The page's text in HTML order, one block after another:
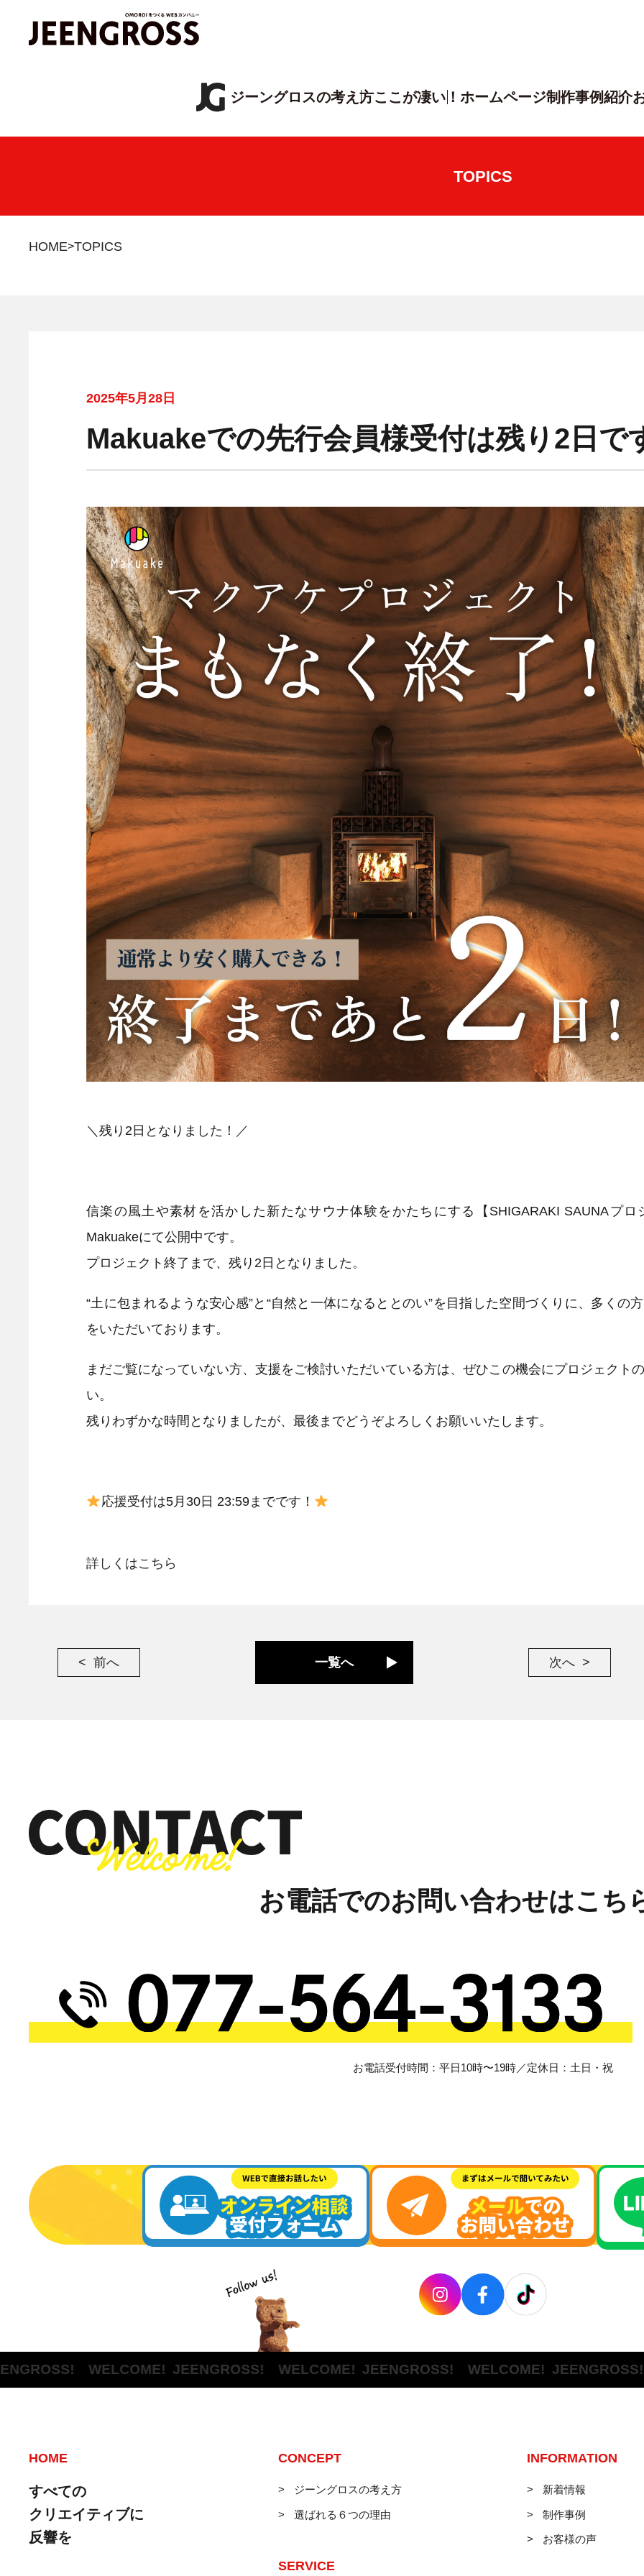
ジーングロスの考え方ここが凄い！ ホームページ制作事例紹介
TOPICS
HOME TOPICS
2025年5月28日
Makuakeでの先行会員様受付は残り2日で
＼残り2日となりました！／
信楽の風土や素材を活かした新たなサウナ体験をかたちにする【SHIGARAKI SAUNAプロ
Makuakeにて公開中です。
プロジェクト終了まで、残り2日となりました。
“土に包まれるような安心感”と“自然と一体になるととのい”を目指した空間づくりに、多くの
をいただいております。
まだご覧になっていない方、支援をご検討いただいている方は、ぜひこの機会にプロジェクト
い。
残りわずかな時間となりましたが、最後までどうぞよろしくお願いいたします。
応援受付は5月30日 23:59までです！
詳しくはこちら
前へ 次へ
一覧へ
お電話でのお問い合わせはこち
お電話受付時間：平日10時〜19時／定休日：土日・祝
WELCOME!JEENGROSS! WELCOME!JEENGROSS! WELCOME!JEENGROSS!
HOME
すべての
クリエイティブに
反響を
CONCEPT
ジーングロスの考え方
選ばれる６つの理由
SERVICE
INFORMATION
新着情報
制作事例
お客様の声